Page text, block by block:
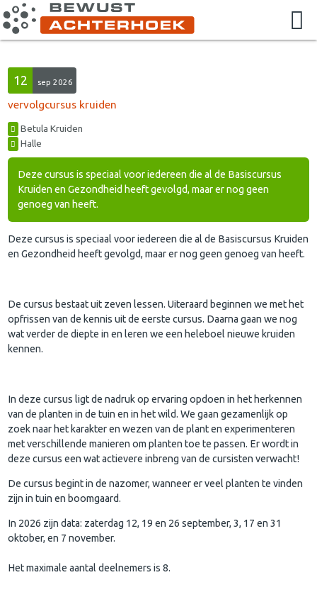
12 sep 2026
vervolgcursus kruiden
Betula Kruiden
Halle
Deze cursus is speciaal voor iedereen die al de Basiscursus
Kruiden en Gezondheid heeft gevolgd, maar er nog geen
genoeg van heeft.
Deze cursus is speciaal voor iedereen die al de Basiscursus Kruiden
en Gezondheid heeft gevolgd, maar er nog geen genoeg van heeft.
De cursus bestaat uit zeven lessen. Uiteraard beginnen we met het
opfrissen van de kennis uit de eerste cursus. Daarna gaan we nog
wat verder de diepte in en leren we een heleboel nieuwe kruiden
kennen.
In deze cursus ligt de nadruk op ervaring opdoen in het herkennen
van de planten in de tuin en in het wild. We gaan gezamenlijk op
zoek naar het karakter en wezen van de plant en experimenteren
met verschillende manieren om planten toe te passen. Er wordt in
deze cursus een wat actievere inbreng van de cursisten verwacht!
De cursus begint in de nazomer, wanneer er veel planten te vinden
zijn in tuin en boomgaard.
In 2026 zijn data: zaterdag 12, 19 en 26 september, 3, 17 en 31
oktober, en 7 november.
Het maximale aantal deelnemers is 8.